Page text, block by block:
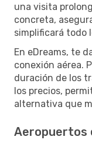
una visita
concreta,
simplificará todo
En eDreams, te
conexión aérea.
duración de los
los precios,
alternativa que
Aeropuertos